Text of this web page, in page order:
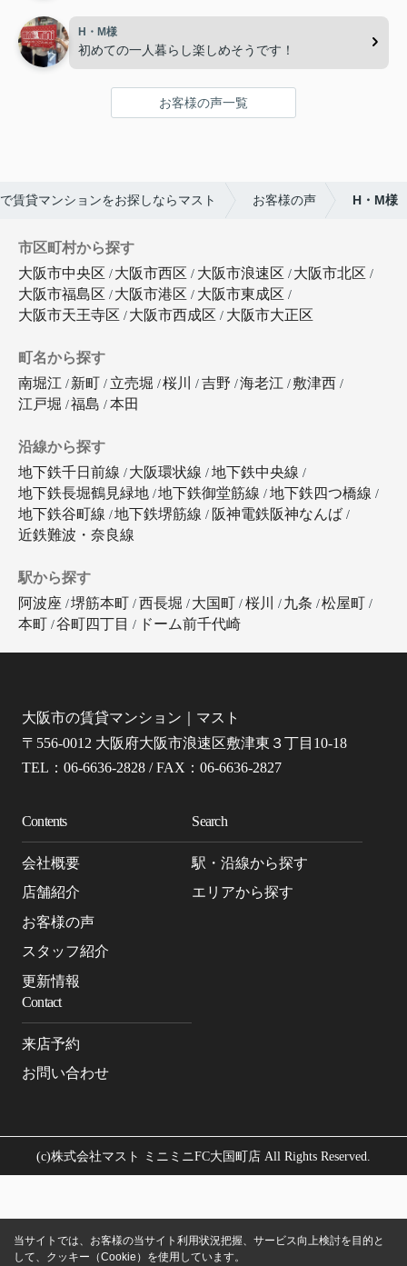
H・M様
初めての一人暮らし楽しめそうです！
お客様の声一覧
賃貸マンションをお探しならマスト お客様の声 H・M様
市区町村から探す
大阪市中央区
大阪市西区 大阪市浪速区
大阪市北区
大阪市福島区
大阪市港区
大阪市東成区
大阪市天王寺区
大阪市西成区 大阪市大正区
町名から探す
南堀江
新町 立売堀 桜川 吉野 海老江
敷津西
江戸堀
福島 本田
沿線から探す
地下鉄千日前線
大阪環状線 地下鉄中央線
地下鉄長堀鶴見緑地
地下鉄御堂筋線 地下鉄四つ橋線
地下鉄谷町線
地下鉄堺筋線 阪神電鉄阪神なんば
近鉄難波・奈良線
駅から探す
阿波座
堺筋本町 西長堀 大国町 桜川 九条
松屋町
本町
谷町四丁目 ドーム前千代崎
大阪市の賃貸マンション｜マスト
〒556-0012 大阪府大阪市浪速区敷津東３丁目10-18
TEL：06-6636-2828 / FAX：06-6636-2827
Contents
会社概要
店舗紹介
お客様の声
スタッフ紹介
更新情報
Search
駅・沿線から探す
エリアから探す
Contact
来店予約
お問い合わせ
(c)株式会社マスト ミニミニFC大国町店 All Rights Reserved.
当サイトでは、お客様の当サイト利用状況把握、サービス向上検討を目的と
して、クッキー（Cookie）を使用しています。